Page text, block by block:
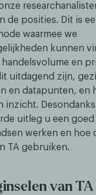
de posities. Dit is
waarmee we
kunnen
en
uitdagend zijn,
en datapunten, en
inzicht.
uitleg u een
werken en hoe
TA gebruiken.
van TA